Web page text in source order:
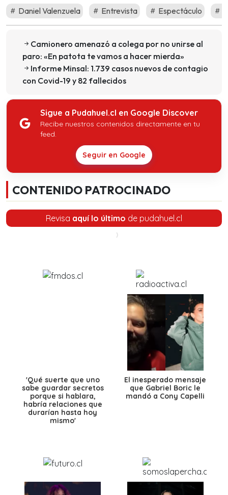
Daniel Valenzuela Entrevista Espectáculo
Camionero amenazó a colega por no unirse al
paro: «En patota te vamos a hacer mierda»
Informe Minsal: 1.739 casos nuevos de contagio
con Covid-19 y 82 fallecidos
Sigue a Pudahuel.cl en Google Discover
Recibe nuestros contenidos directamente en tu
feed.
Seguir en Google
CONTENIDO PATROCINADO
Revisa aquí lo último de pudahuel.cl
'Qué suerte que uno
sabe guardar secretos
porque si hablara,
habría relaciones que
durarían hasta hoy
mismo'
El inesperado mensaje
que Gabriel Boric le
mandó a Cony Capelli